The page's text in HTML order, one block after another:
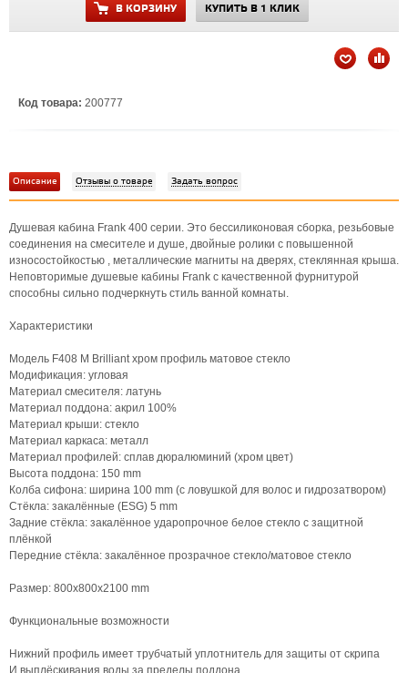
В КОРЗИНУ КУПИТЬ В 1 КЛИК
Код товара: 200777
Описание Отзывы о товаре Задать вопрос
Душевая кабина Frank 400 серии. Это бессиликоновая сборка, резьбовые
соединения на смесителе и душе, двойные ролики с повышенной
износостойкостью , металлические магниты на дверях, стеклянная крыша.
Неповторимые душевые кабины Frank с качественной фурнитурой
способны сильно подчеркнуть стиль ванной комнаты.
Характеристики
Модель F408 M Brilliant хром профиль матовое стекло
Модификация: угловая
Материал смесителя: латунь
Материал поддона: акрил 100%
Материал крыши: стекло
Материал каркаса: металл
Материал профилей: сплав дюралюминий (хром цвет)
Высота поддона: 150 mm
Колба сифона: ширина 100 mm (с ловушкой для волос и гидрозатвором)
Стёкла: закалённые (ESG) 5 mm
Задние стёкла: закалённое ударопрочное белое стекло с защитной
плёнкой
Передние стёкла: закалённое прозрачное стекло/матовое стекло
Размер: 800х800х2100 mm
Функциональные возможности
Нижний профиль имеет трубчатый уплотнитель для защиты от скрипа
И выплёскивания воды за пределы поддона